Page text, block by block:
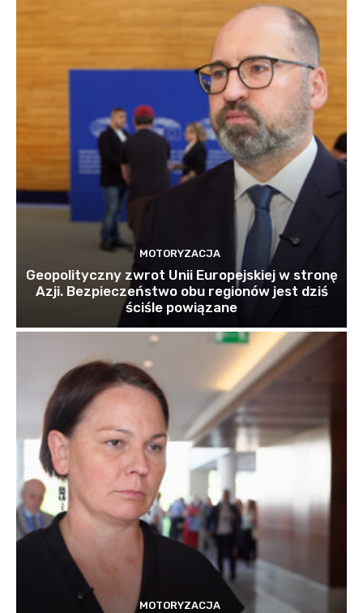
MOTORYZACJA
Geopolityczny zwrot Unii Europejskiej w stronę
Azji. Bezpieczeństwo obu regionów jest dziś
ściśle powiązane
MOTORYZACJA